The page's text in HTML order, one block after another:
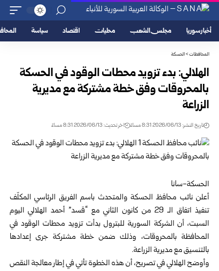
أخبار سوريا مجلس الشعب محليات اقتصاد سياسة
المحافظات>الحسكة
الهلالي: بدء تزويد محطات الوقود في الحسكة
بالمحروقات وفق خطة مشتركة مع ‏مديرية
الزراعة
تاريخ النشر: 2026/06/13 8:31 مساءً اخر تحديث: 2026/06/13 8:31 مساءً
الحسكة-سانا‏
أعلن نائب محافظ الحسكة والمتحدث باسم الفريق الرئاسي المكلّف
تنفيذ ‏اتفاق ‏الـ 29 ‌‏من ‏كانون الثاني مع “قسد” أحمد الهلالي اليوم
السبت، أن الشركة ‏السورية للبترول بدأت تزويد محطات الوقود في
المحافظة بالمحروقات، وذلك ضمن خطة ‏مشتركة جرى إعدادها
بالتنسيق مع مديرية الزراعة.‏
وأوضح الهلالي في تصريح، أن هذه الخطوة تأتي في إطار معالجة النقص